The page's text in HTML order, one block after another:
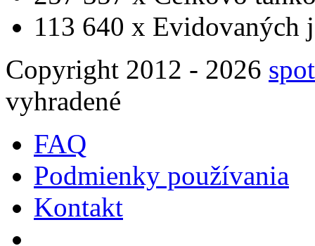
113 640 x Evidovaných
Copyright 2012 - 2026
vyhradené
FAQ
Podmienky používania
Kontakt